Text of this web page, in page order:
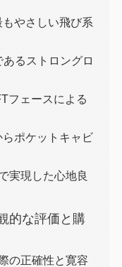
やさしい飛び系
るストロングロ
フェースによる
ポケットキャビ
実現した心地良
的な評価と購
の正確性と寛容